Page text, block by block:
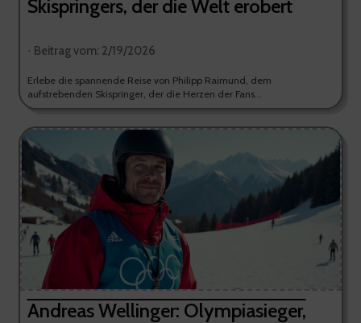
Skispringers, der die Welt erobert
⋅ Beitrag vom: 2/19/2026
Erlebe die spannende Reise von Philipp Raimund, dem
aufstrebenden Skispringer, der die Herzen der Fans...
Andreas Wellinger: Olympiasieger,